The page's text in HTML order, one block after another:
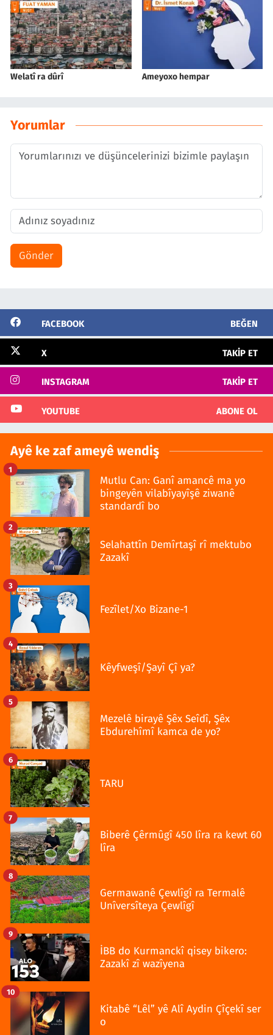
Welatî ra dûrî Ameyoxo hempar
Yorumlar
Gönder
FACEBOOK BEĞEN
X TAKIP ET
INSTAGRAM TAKIP ET
YOUTUBE ABONE OL
Ayê ke zaf ameyê wendiş
Mutlu Can: Ganî amancê ma yo
bingeyên vilabîyayîşê ziwanê
standardî bo
1
Selahattîn Demîrtaşî rî mektubo
Zazakî
2
Fezîlet/Xo Bizane-1
3
Kêyfweşî/Şayî Çî ya?
4
Mezelê birayê Şêx Seîdî, Şêx
Ebdurehîmî kamca de yo?
5
TARU
6
Biberê Çêrmûgî 450 lîra ra kewt 60
lîra
7
Germawanê Çewlîgî ra Termalê
Unîversîteya Çewlîgî
8
İBB do Kurmanckî qisey bikero:
Zazakî zî wazîyena
9
Kitabê “Lêl” yê Alî Aydin Çîçekî ser
o
10